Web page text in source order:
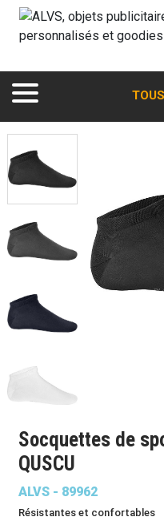
Socquettes de
QUSCU
ALVS - 89962
Résistantes et confortables